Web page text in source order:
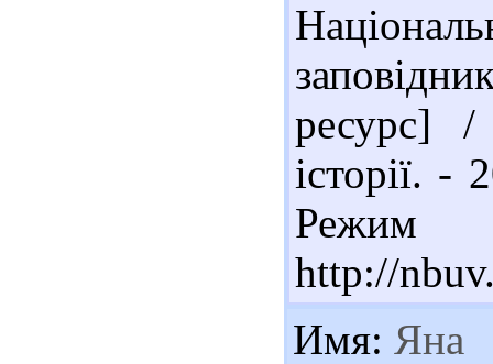
ресурс]
історії.
http://
Имя: Яна